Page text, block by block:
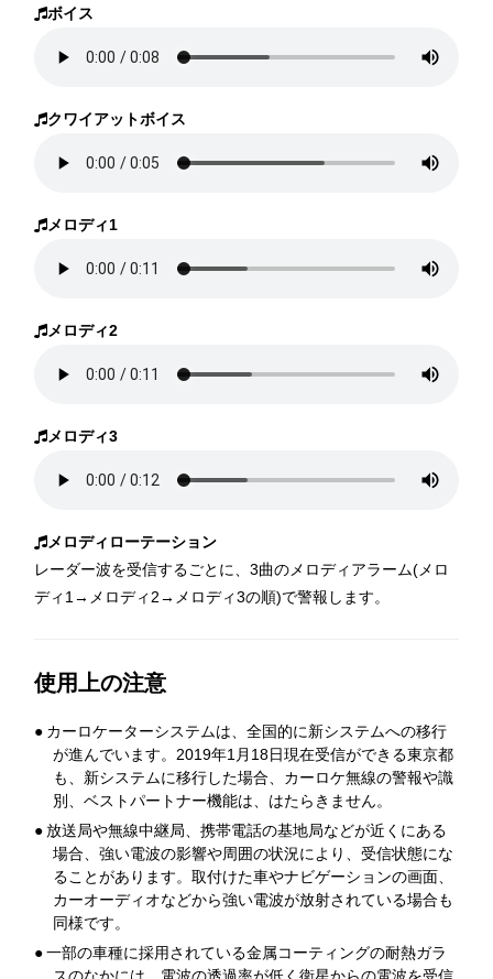
ボイス
クワイアットボイス
メロディ1
メロディ2
メロディ3
メロディローテーション
レーダー波を受信するごとに、3曲のメロディアラーム(メロ
ディ1→メロディ2→メロディ3の順)で警報します。
使用上の注意
● カーロケーターシステムは、全国的に新システムへの移行
が進んでいます。2019年1月18日現在受信ができる東京都
も、新システムに移行した場合、カーロケ無線の警報や識
別、ベストパートナー機能は、はたらきません。
●放送局や無線中継局、携帯電話の基地局などが近くにある
場合、強い電波の影響や周囲の状況により、受信状態にな
ることがあります。取付けた車やナビゲーションの画面、
カーオーディオなどから強い電波が放射されている場合も
同様です。
●一部の車種に採用されている金属コーティングの耐熱ガラ